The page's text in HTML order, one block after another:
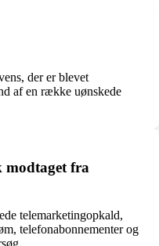
der er blevet
af en række uønskede
modtaget fra
telemarketingopkald,
telefonabonnementer og